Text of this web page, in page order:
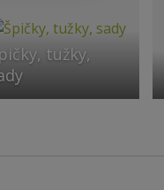
tužky,